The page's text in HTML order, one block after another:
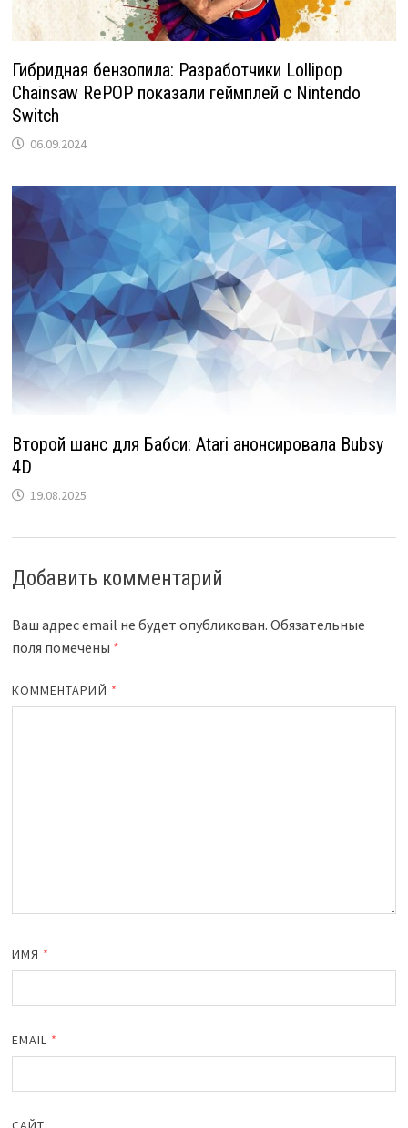
Гибридная бензопила: Разработчики Lollipop
Chainsaw RePOP показали геймплей с Nintendo
Switch
06.09.2024
Второй шанс для Бабси: Atari анонсировала Bubsy
4D
19.08.2025
Добавить комментарий
Ваш адрес email не будет опубликован. Обязательные
поля помечены *
КОММЕНТАРИЙ *
ИМЯ *
EMAIL *